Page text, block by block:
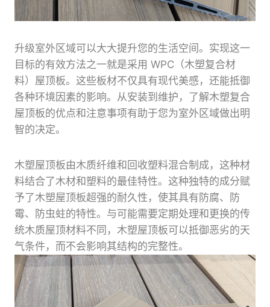
升级室外区域可以大大提升您的生活空间。实现这一
目标的有效方法之一就是采用 WPC（木塑复合材
料）屋顶板。这些板材不仅具有现代美感，还能抵御
各种环境因素的影响。从安装到维护，了解木塑复合
屋顶板的优点和注意事项有助于您为室外区域做出明
智的决定。
木塑屋顶板由木质纤维和回收塑料混合制成，这种材
料结合了木材和塑料的最佳特性。这种独特的成分赋
予了木塑屋顶板超强的耐久性，使其具有防腐、防
霉、防虫蛀的特性。与可能需要定期处理和更换的传
统木质屋顶材料不同，木塑屋顶板可以抵御恶劣的天
气条件，而不会影响其结构的完整性。